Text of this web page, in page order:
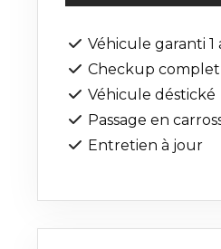
Véhicule garanti 1
Checkup complet
Véhicule déstické
Passage en
Entretien à jour